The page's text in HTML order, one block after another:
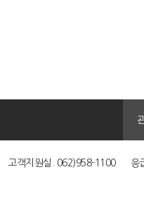
객지원실. 062)958-1100 응